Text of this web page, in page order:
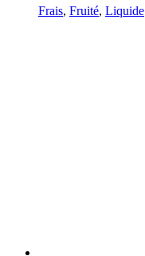
Frais, Fruité, Liquide